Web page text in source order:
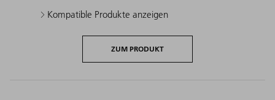
Kompatible Produkte anzeigen
ZUM PRODUKT